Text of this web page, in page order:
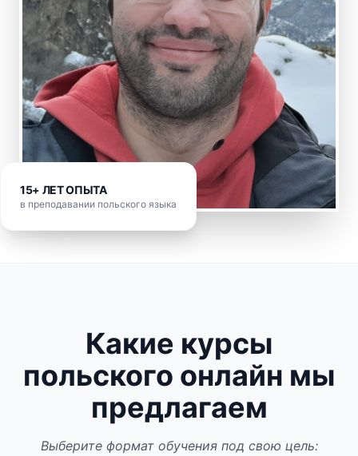
15+ ЛЕТ ОПЫТА
в преподавании польского языка
Какие курсы
польского онлайн мы
предлагаем
Выберите формат обучения под свою цель: